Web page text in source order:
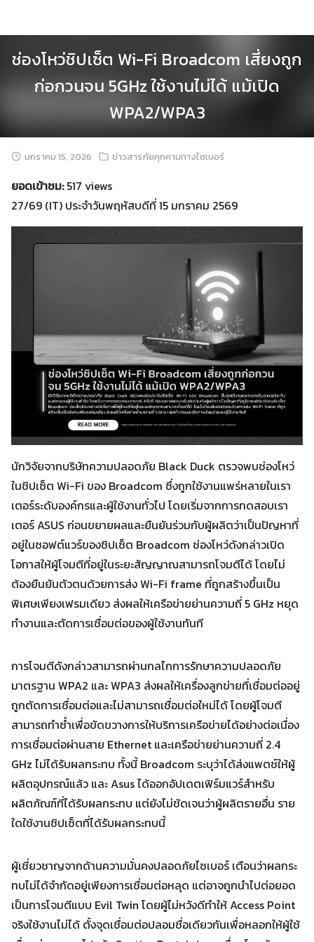
Search
for: Search
ช่องโหว่ชิปเซ็ต Wi-Fi Broadcom เสี่ยงถูก
ก่อกวนจน 5GHz ใช้งานไม่ได้ แม้เปิด
WPA2/WPA3
มกราคม 15, 2026 ข่าวสารภัยคุกคามทางไซเบอร์
ยอดเข้าชม:517 views
27/69 (IT) ประจำวันพฤหัสบดีที่ 15 มกราคม 2569
นักวิจัยจากบริษัทความปลอดภัย Black Duck ตรวจพบช่องโหว่
ในชิปเซ็ต Wi-Fi ของ Broadcom ซึ่งถูกใช้งานแพร่หลายในเรา
เตอร์ระดับองค์กรและผู้ใช้งานทั่วไป โดยเริ่มจากการทดสอบเรา
เตอร์ ASUS ก่อนขยายผลและยืนยันร่วมกับผู้ผลิตว่าเป็นปัญหาที่
อยู่ในซอฟต์แวร์ของชิปเซ็ต Broadcom ช่องโหว่ดังกล่าวเปิด
โอกาสให้ผู้โจมตีที่อยู่ในระยะสัญญาณสามารถโจมตีได้ โดยไม่
ต้องยืนยันตัวตนด้วยการส่ง Wi-Fi frame ที่ถูกสร้างขึ้นเป็น
พิเศษเพียงเฟรมเดียว ส่งผลให้เครือข่ายย่านความถี่ 5 GHz หยุด
ทำงานและตัดการเชื่อมต่อของผู้ใช้งานทันที
การโจมตีดังกล่าวสามารถผ่านกลไกการรักษาความปลอดภัย
มาตรฐาน WPA2 และ WPA3 ส่งผลให้เครื่องลูกข่ายที่เชื่อมต่ออยู่
ถูกตัดการเชื่อมต่อและไม่สามารถเชื่อมต่อใหม่ได้ โดยผู้โจมตี
สามารถทำซ้ำเพื่อขัดขวางการให้บริการเครือข่ายได้อย่างต่อเนื่อง
การเชื่อมต่อผ่านสาย Ethernet และเครือข่ายย่านความถี่ 2.4
GHz ไม่ได้รับผลกระทบ ทั้งนี้ Broadcom ระบุว่าได้ส่งแพตช์ให้ผู้
ผลิตอุปกรณ์แล้ว และ Asus ได้ออกอัปเดตเฟิร์มแวร์สำหรับ
ผลิตภัณฑ์ที่ได้รับผลกระทบ แต่ยังไม่ชัดเจนว่าผู้ผลิตรายอื่น ราย
ใดใช้งานชิปเซ็ตที่ได้รับผลกระทบนี้
ผู้เชี่ยวชาญจากด้านความมั่นคงปลอดภัยไซเบอร์ เตือนว่าผลกระ
ทบไม่ได้จำกัดอยู่เพียงการเชื่อมต่อหลุด แต่อาจถูกนำไปต่อยอด
เป็นการโจมตีแบบ Evil Twin โดยผู้ไม่หวังดีทำให้ Access Point
จริงใช้งานไม่ได้ ตั้งจุดเชื่อมต่อปลอมชื่อเดียวกันเพื่อหลอกให้ผู้ใช้